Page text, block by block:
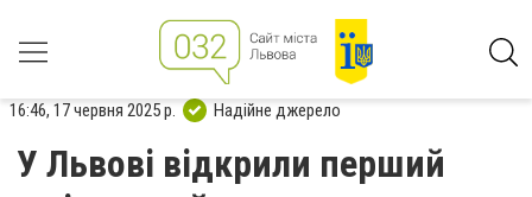
16:46, 17 червня 2025 р. Надійне джерело
У Львові відкрили перший